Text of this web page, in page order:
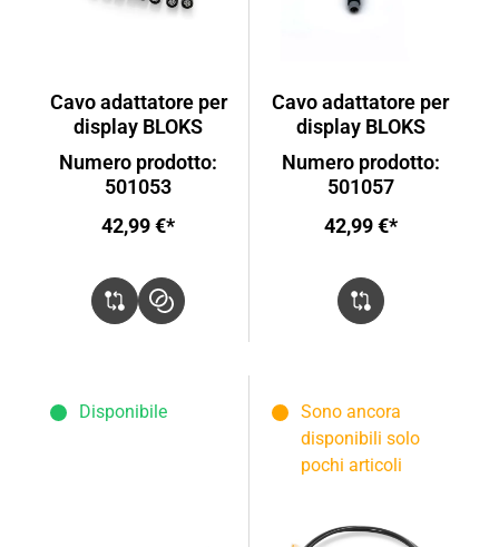
Cavo adattatore per
display BLOKS
Numero prodotto:
501053
42,99 €*
Cavo adattatore per
display BLOKS
Numero prodotto:
501057
42,99 €*
Disponibile
Sono ancora
disponibili solo
pochi articoli